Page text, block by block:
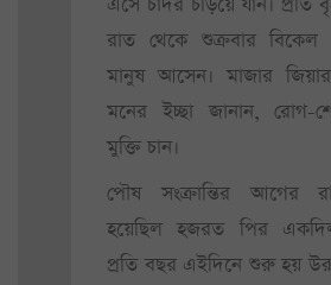
রাত থেকে শুক্রবার বিকেল
মানুষ আসেন। মাজার
মনের ইচ্ছা জানান, রোগ-
মুক্তি চান।
পৌষ সংক্রান্তির আগের
হয়েছিল হজরত পির
প্রতি বছর এইদিনে শুরু হয়